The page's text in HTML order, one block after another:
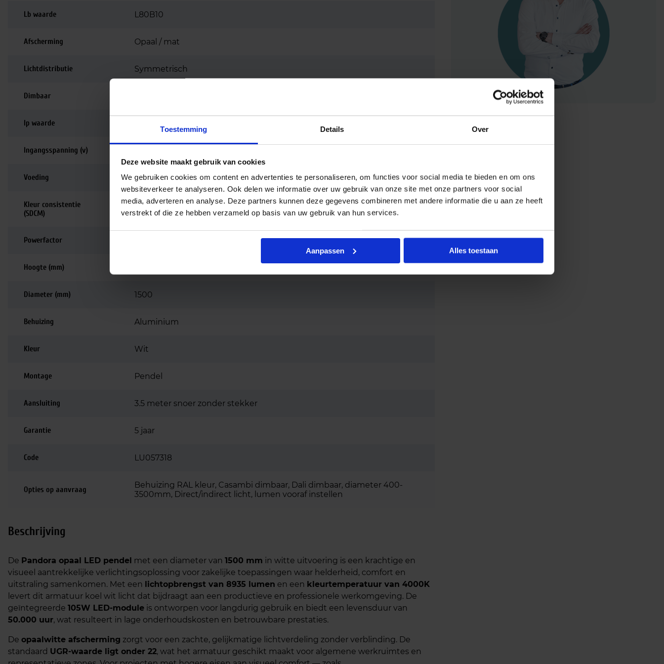
Toestemming Details Over
Deze website maakt gebruik van cookies
We gebruiken cookies om content en advertenties te personaliseren, om functies voor social media te bieden en om ons
websiteverkeer te analyseren. Ook delen we informatie over uw gebruik van onze site met onze partners voor social
media, adverteren en analyse. Deze partners kunnen deze gegevens combineren met andere informatie die u aan ze heeft
verstrekt of die ze hebben verzameld op basis van uw gebruik van hun services.
Aanpassen Alles toestaan
Lb waarde L80B10
Afscherming Opaal / mat
Lichtdistributie Symmetrisch
Dimbaar
Ip waarde
Ingangsspanning (v)
Voeding Driver inbegrepen
Kleur consistentie
(SDCM)
<3 SDCM
Powerfactor
Hoogte (mm)
Diameter (mm) 1500
Behuizing Aluminium
Kleur Wit
Montage Pendel
Aansluiting 3.5 meter snoer zonder stekker
Garantie 5 jaar
Code LU057318
Opties op aanvraag
Behuizing RAL kleur, Casambi dimbaar, Dali dimbaar, diameter 400-
3500mm, Direct/indirect licht, lumen vooraf instellen
Beschrijving
De Pandora opaal LED pendel met een diameter van 1500 mm in witte uitvoering is een krachtige en
visueel aantrekkelijke verlichtingsoplossing voor zakelijke toepassingen waar helderheid, comfort en
uitstraling samenkomen. Met een lichtopbrengst van 8935 lumen en een kleurtemperatuur van 4000K
levert dit armatuur koel wit licht dat bijdraagt aan een productieve en professionele werkomgeving. De
geïntegreerde 105W LED-module is ontworpen voor langdurig gebruik en biedt een levensduur van
50.000 uur, wat resulteert in lage onderhoudskosten en betrouwbare prestaties.
De opaalwitte afscherming zorgt voor een zachte, gelijkmatige lichtverdeling zonder verblinding. De
standaard UGR-waarde ligt onder 22, wat het armatuur geschikt maakt voor algemene werkruimtes en